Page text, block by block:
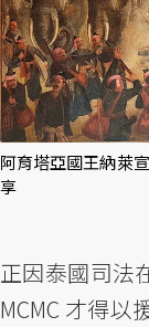
阿育塔亞國王納萊
享
正因泰國司法
MCMC 才得